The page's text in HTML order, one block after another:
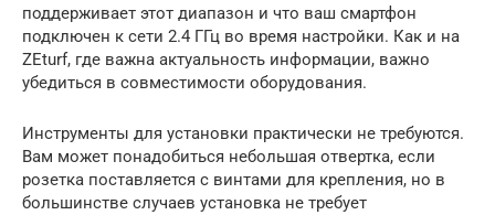
поддерживает этот диапазон и что ваш смартфон
подключен к сети 2.4 ГГц во время настройки. Как и на
ZEturf, где важна актуальность информации, важно
убедиться в совместимости оборудования.
Инструменты для установки практически не требуются.
Вам может понадобиться небольшая отвертка, если
розетка поставляется с винтами для крепления, но в
большинстве случаев установка не требует